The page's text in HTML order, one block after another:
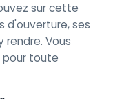
sur cette
d'ouverture, ses
rendre. Vous
toute